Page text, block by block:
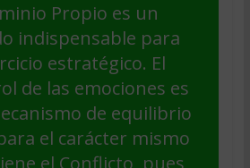
Propio es un
indispensable para
estratégico. El
de las emociones es
de equilibrio
el carácter mismo
el Conflicto, pues